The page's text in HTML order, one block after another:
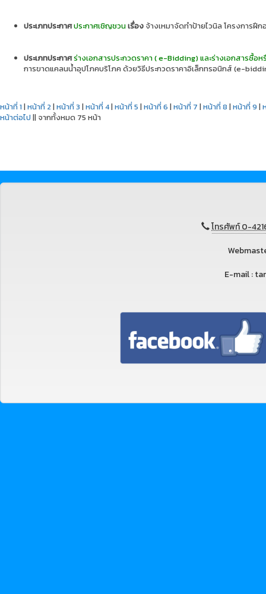
ประเภทประกาศประกาศเชิญชวนเรื่อง จ้างเหมาจัดทำป้ายไวนิล โครงการฝึ
ประเภทประกาศร่างเอกสารประกวดราคา ( e-Bidding) และร่างเอกสารซื้อ
การขาดแคลนน้ำอุปโภคบริโภค ด้วยวิธีประกวดราคาอิเล็กทรอนิกส์ (e-
หน้าที่ 1| หน้าที่ 2| หน้าที่ 3 | หน้าที่ 4| หน้าที่ 5 | หน้าที่ 6 | หน้าที่ 7 | หน้าที่ 8 | หน้าที่ 9|
หน้าต่อไป || จากทั้งหมด 75 หน้า
โทรศัพท์ 0-
E-mail :